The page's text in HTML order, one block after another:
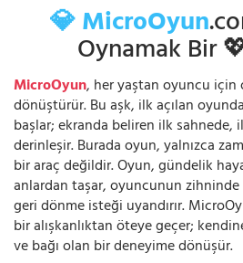
💎 MicroOyun
Oynamak Bir
MicroOyun, her yaştan oyuncu için
dönüştürür. Bu aşk, ilk açılan
başlar; ekranda beliren ilk sahnede,
derinleşir. Burada oyun, yalnızca
bir araç değildir. Oyun, gündelik
anlardan taşar, oyuncunun
geri dönme isteği uyandırır.
bir alışkanlıktan öteye geçer;
ve bağı olan bir deneyime dönüşür.